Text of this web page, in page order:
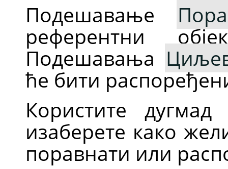
Подешавање
референтни
Подешавања
ће бити
Користите
изаберете како
поравнати или